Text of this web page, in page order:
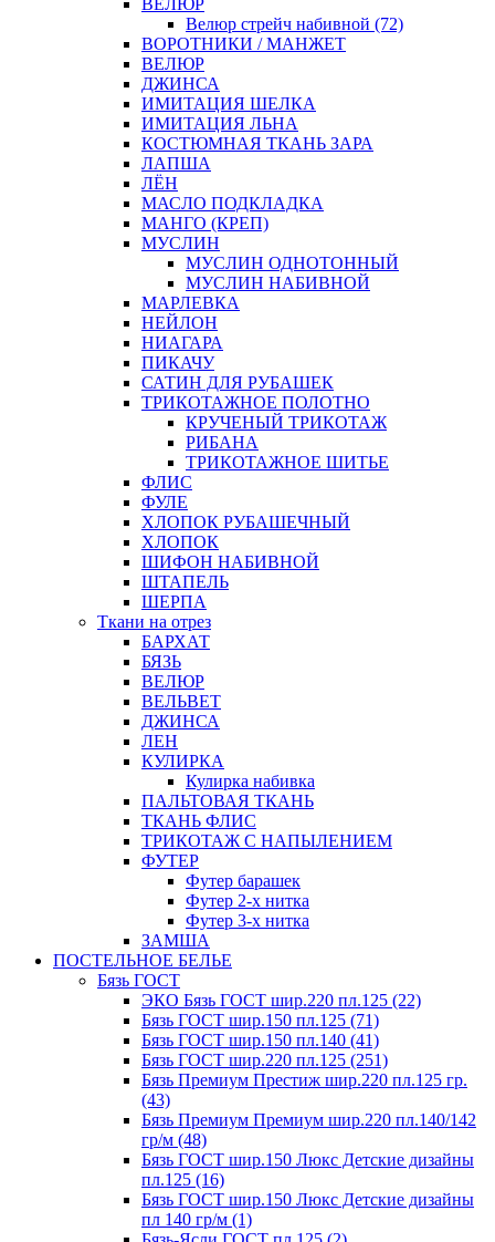
ВЕЛЮР
Велюр стрейч набивной (72)
ВОРОТНИКИ / МАНЖЕТ
ВЕЛЮР
ДЖИНСА
ИМИТАЦИЯ ШЕЛКА
ИМИТАЦИЯ ЛЬНА
КОСТЮМНАЯ ТКАНЬ ЗАРА
ЛАПША
ЛЁН
МАСЛО ПОДКЛАДКА
МАНГО (КРЕП)
МУСЛИН
МУСЛИН ОДНОТОННЫЙ
МУСЛИН НАБИВНОЙ
МАРЛЕВКА
НЕЙЛОН
НИАГАРА
ПИКАЧУ
САТИН ДЛЯ РУБАШЕК
ТРИКОТАЖНОЕ ПОЛОТНО
КРУЧЕНЫЙ ТРИКОТАЖ
РИБАНА
ТРИКОТАЖНОЕ ШИТЬЕ
ФЛИС
ФУЛЕ
ХЛОПОК РУБАШЕЧНЫЙ
ХЛОПОК
ШИФОН НАБИВНОЙ
ШТАПЕЛЬ
ШЕРПА
Ткани на отрез
БАРХАТ
БЯЗЬ
ВЕЛЮР
ВЕЛЬВЕТ
ДЖИНСА
ЛЕН
КУЛИРКА
Кулирка набивка
ПАЛЬТОВАЯ ТКАНЬ
ТКАНЬ ФЛИС
ТРИКОТАЖ С НАПЫЛЕНИЕМ
ФУТЕР
Футер барашек
Футер 2-х нитка
Футер 3-х нитка
ЗАМША
ПОСТЕЛЬНОЕ БЕЛЬЕ
Бязь ГОСТ
ЭКО Бязь ГОСТ шир.220 пл.125 (22)
Бязь ГОСТ шир.150 пл.125 (71)
Бязь ГОСТ шир.150 пл.140 (41)
Бязь ГОСТ шир.220 пл.125 (251)
Бязь Премиум Престиж шир.220 пл.125 гр.
(43)
Бязь Премиум Премиум шир.220 пл.140/142
гр/м (48)
Бязь ГОСТ шир.150 Люкс Детские дизайны
пл.125 (16)
Бязь ГОСТ шир.150 Люкс Детские дизайны
пл 140 гр/м (1)